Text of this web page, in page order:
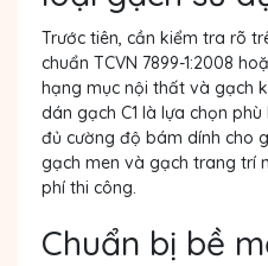
Trước tiên, cần kiểm tra rõ
chuẩn TCVN 7899-1:2008
hạng mục nội thất và gạch
dán gạch C1 là lựa chọn
đủ cường độ bám dính cho
gạch men và gạch trang trí
phí thi công.
Chuẩn bị bề